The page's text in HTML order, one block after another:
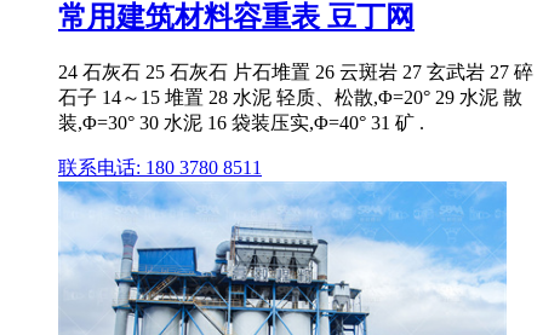
常用建筑材料容重表 豆丁网
24 石灰石 25 石灰石 片石堆置 26 云斑岩 27 玄武岩 27 碎
石子 14～15 堆置 28 水泥 轻质、松散,Φ=20° 29 水泥 散
装,Φ=30° 30 水泥 16 袋装压实,Φ=40° 31 矿 .
联系电话: 180 3780 8511